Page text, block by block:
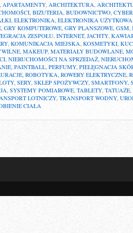
APARTAMENTY, ARCHITEKTURA
BIŻUTERIA BUDOWNICTWO
ELEKTRONIKA, ELEKTRONIKA UŻYTKOWA
GRY KOMPUTEROWE GRY PLANSZOWE GSM
ZESPOŁU INTERNET, JACHTY,
, KOMUNIKACJA MIEJSKA, KOSMETYKI
MAKEUP, MATERIAŁY BUDOWLANE
, NIERUCHOMOŚCI NA SPRZEDAŻ
PAINTBALL PERFUMY, PIELĘGNACJA
ROBOTYKA ROWERY ELEKTRYCZNE
, SERY, SKLEP SPOŻYWCZY, SMARTFONY,
SYSTEMY POMIAROWE, TABLETY, TATUAŻE
LOTNICZY, TRANSPORT WODNY,
CIAŁA